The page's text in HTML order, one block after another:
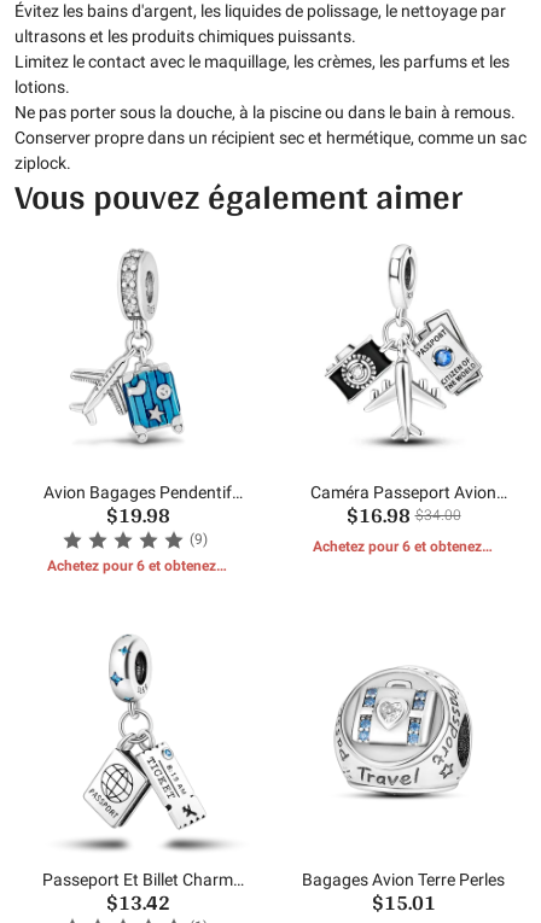
Évitez les bains d'argent, les liquides de polissage, le nettoyage par
ultrasons et les produits chimiques puissants.
Limitez le contact avec le maquillage, les crèmes, les parfums et les
lotions.
Ne pas porter sous la douche, à la piscine ou dans le bain à remous.
Conserver propre dans un récipient sec et hermétique, comme un sac
ziplock.
Vous pouvez également aimer
Avion Bagages Pendentif
Charms Perles
$19.98
(9)
Achetez pour 6 et obtenez 1
Caméra Passeport Avion
Pendentif
$16.98 $34.00
Achetez pour 6 et obtenez 1
Passeport Et Billet Charm
Perles
$13.42
Bagages Avion Terre Perles
$15.01